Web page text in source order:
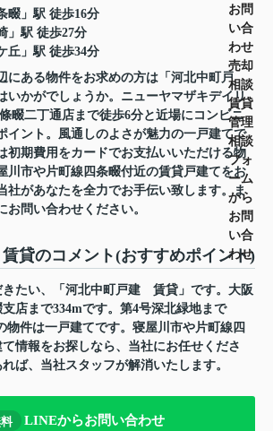
お問
い合
わせ
売却
相談
賃貸
管理
相談
フォ
ーム
から
お問
い合
わせ
畷 」駅 徒歩16分
」駅 徒歩27分
丘 」駅 徒歩34分
にある物件をお求めの方は「河北中町戸
かがでしょうか。ニューヤマザキデイリ
畷二丁通店まで徒歩6分と近場にコンビニ
イント。風通しのよさが魅力の一戸建てで
初期費用をカードでお支払いいただける物
川市や片町線四条畷付近の賃貸戸建てをお
社があなたを全力でお手伝い致します。ま
お問い合わせください。
貸のコメント(おすすめポイント)
きたい、「河北中町戸建 賃貸」です。大阪
店まで334mです。第4号深北緑地まで
物件は一戸建てです。寝屋川市や片町線四
情報をお探しなら、当社にお任せくださ
ば、当社スタッフが解消いたします。
LINEからお問い合わせ